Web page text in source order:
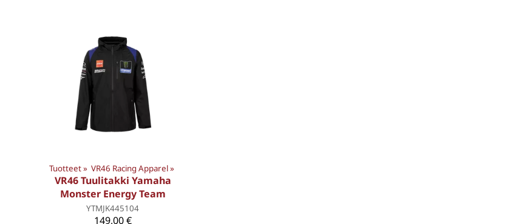
Tuotteet‪» VR46 Racing Apparel‪»
VR46 Tuulitakki Yamaha
Monster Energy Team
YTMJK445104
149,00 €